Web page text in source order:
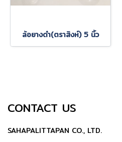
ล้อยางดำ(ตราสิงห์) 5 นิ้ว
CONTACT US
SAHAPALITTAPAN CO., LTD.